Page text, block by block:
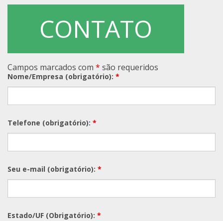
CONTATO
Campos marcados com * são requeridos
Nome/Empresa (obrigatório): *
Telefone (obrigatório): *
Seu e-mail (obrigatório): *
Estado/UF (Obrigatório): *